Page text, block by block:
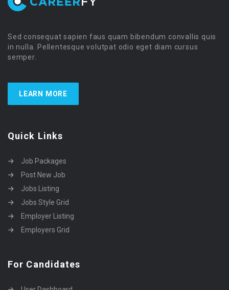
Sed consequat sapien faus quam bibendum convallis quis
in nulla. Pellentesque volutpat odio eget diam cursus
semper.
LEARN MORE
Quick Links
Job Packages
Post New Job
Jobs Listing
Jobs Style Grid
Employer Listing
Employers Grid
For Candidates